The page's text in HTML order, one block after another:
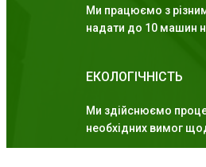
Ми працюємо з
надати до 10 машин
ЕКОЛОГІЧНІСТЬ
Ми здійснюємо
необхідних вимог